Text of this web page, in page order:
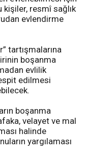
kişiler, resmî sağlık
evlendirme
tartışmalarına
boşanma
evlilik
edilmesi
boşanma
velayet ve mal
halinde
yargılaması